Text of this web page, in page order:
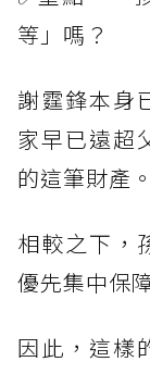
等」嗎？
謝霆鋒本身
家早已遠超
的這筆財產。
相較之下，
優先集中保
因此，這樣